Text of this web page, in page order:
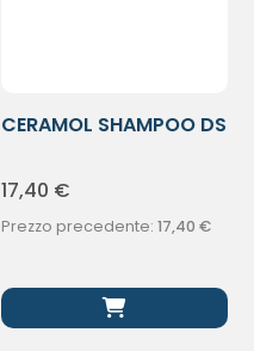
CERAMOL SHAMPOO DS
17,40 €
Prezzo precedente: 17,40 €